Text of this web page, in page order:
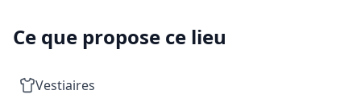
Ce que propose ce lieu
Vestiaires